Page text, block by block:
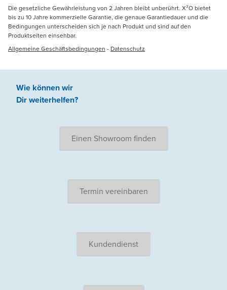
Die gesetzliche Gewährleistung von 2 Jahren bleibt unberührt. X²O bietet
bis zu 10 Jahre kommerzielle Garantie, die genaue Garantiedauer und die
Bedingungen unterscheiden sich je nach Produkt und sind auf den
Produktseiten einsehbar.
Allgemeine Geschäftsbedingungen - Datenschutz
Wie können wir
Dir weiterhelfen?
Einen Showroom finden
Termin vereinbaren
Kundendienst